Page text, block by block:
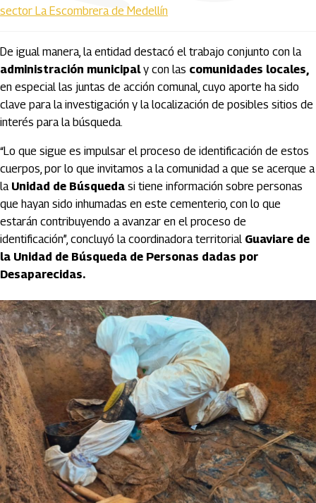
sector La Escombrera de Medellín
De igual manera, la entidad destacó el trabajo conjunto con la
administración municipaly con las comunidades locales,
en especial las juntas de acción comunal, cuyo aporte ha sido
clave para la investigación y la localización de posibles sitios de
interés para la búsqueda.
“Lo que sigue es impulsar el proceso de identificación de estos
cuerpos, por lo que invitamos a la comunidad a que se acerque a
la Unidad de Búsqueda si tiene información sobre personas
que hayan sido inhumadas en este cementerio, con lo que
estarán contribuyendo a avanzar en el proceso de
identificación”, concluyó la coordinadora territorial Guaviare de
la Unidad de Búsqueda de Personas dadas por
Desaparecidas.